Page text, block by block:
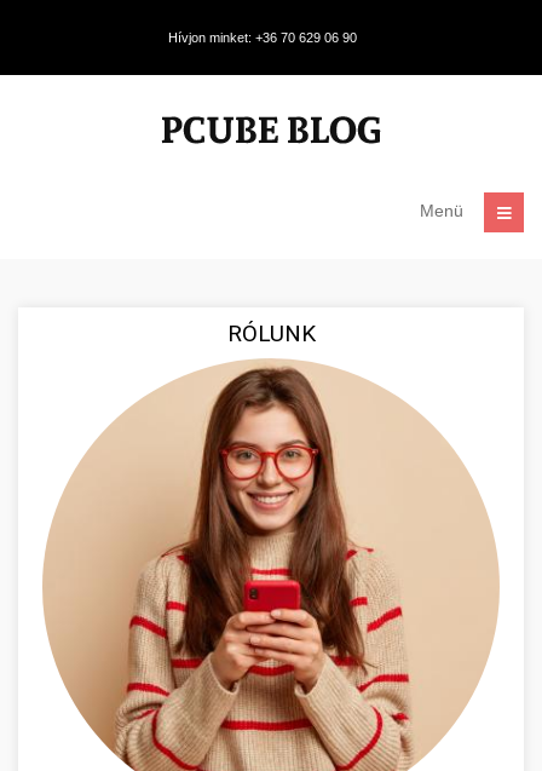
Hívjon minket: +36 70 629 06 90
Menü
RÓLUNK